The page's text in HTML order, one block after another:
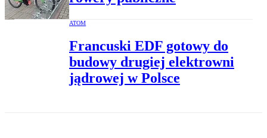
ATOM
Francuski EDF gotowy do
budowy drugiej elektrowni
jądrowej w Polsce